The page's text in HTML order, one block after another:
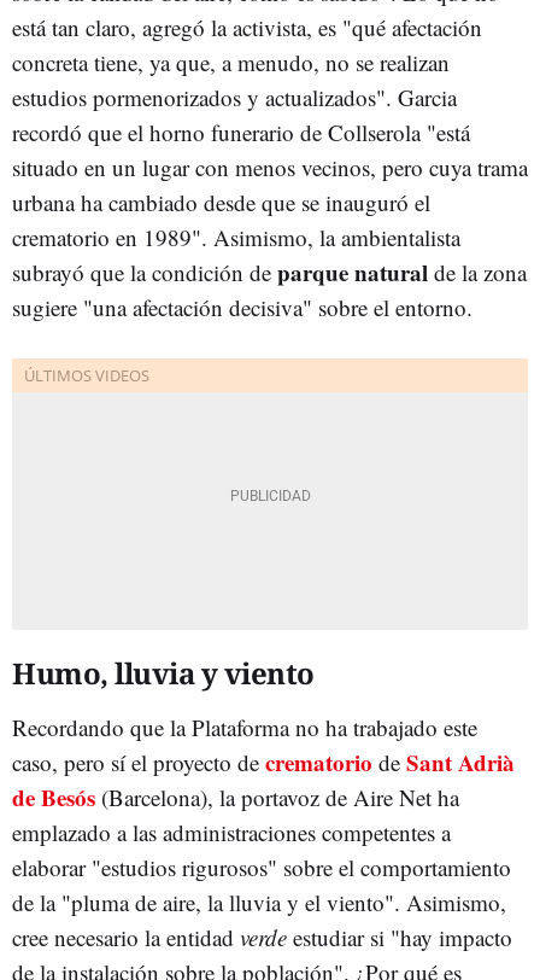
está tan claro, agregó la activista, es "qué afectación
concreta tiene, ya que, a menudo, no se realizan
estudios pormenorizados y actualizados". Garcia
recordó que el horno funerario de Collserola "está
situado en un lugar con menos vecinos, pero cuya trama
urbana ha cambiado desde que se inauguró el
crematorio en 1989". Asimismo, la ambientalista
subrayó que la condición de parque natural de la zona
sugiere "una afectación decisiva" sobre el entorno.
Humo, lluvia y viento
Recordando que la Plataforma no ha trabajado este
caso, pero sí el proyecto de crematorio de Sant Adrià
de Besós (Barcelona), la portavoz de Aire Net ha
emplazado a las administraciones competentes a
elaborar "estudios rigurosos" sobre el comportamiento
de la "pluma de aire, la lluvia y el viento". Asimismo,
cree necesario la entidad verde estudiar si "hay impacto
de la instalación sobre la población". ¿Por qué es